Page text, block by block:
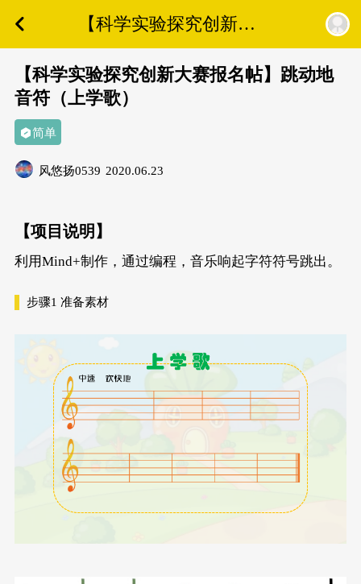
【科学实验探究创新大
赛报名帖】跳动地音符
（上学歌）
【科学实验探究创新大赛报名帖】跳动地
音符（上学歌）
简单
风悠扬0539 2020.06.23
【项目说明】
利用Mind+制作，通过编程，音乐响起字符符号跳出。
步骤1 准备素材